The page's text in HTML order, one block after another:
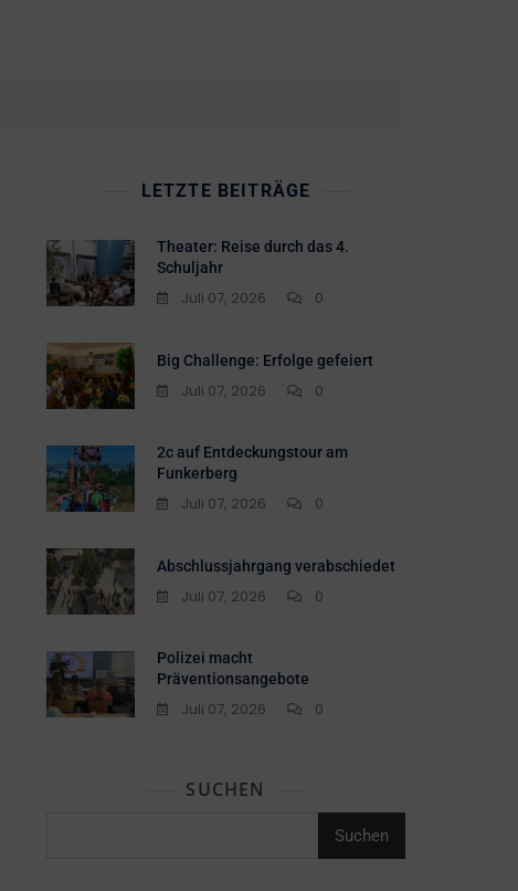
LETZTE BEITRÄGE
Theater: Reise durch das 4.
Schuljahr
Juli 07, 2026 0
Big Challenge: Erfolge gefeiert
Juli 07, 2026 0
2c auf Entdeckungstour am
Funkerberg
Juli 07, 2026 0
Abschlussjahrgang verabschiedet
Juli 07, 2026 0
Polizei macht
Präventionsangebote
Juli 07, 2026 0
SUCHEN
Suchen